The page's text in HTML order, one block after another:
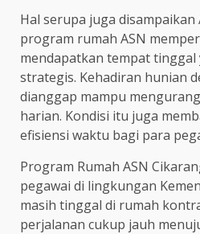
Hal serupa juga disampaikan
program rumah ASN
mendapatkan tempat tinggal
strategis. Kehadiran hunian
dianggap mampu
harian. Kondisi itu juga
efisiensi waktu bagi para
Program Rumah ASN
pegawai di lingkungan
masih tinggal di rumah
perjalanan cukup jauh